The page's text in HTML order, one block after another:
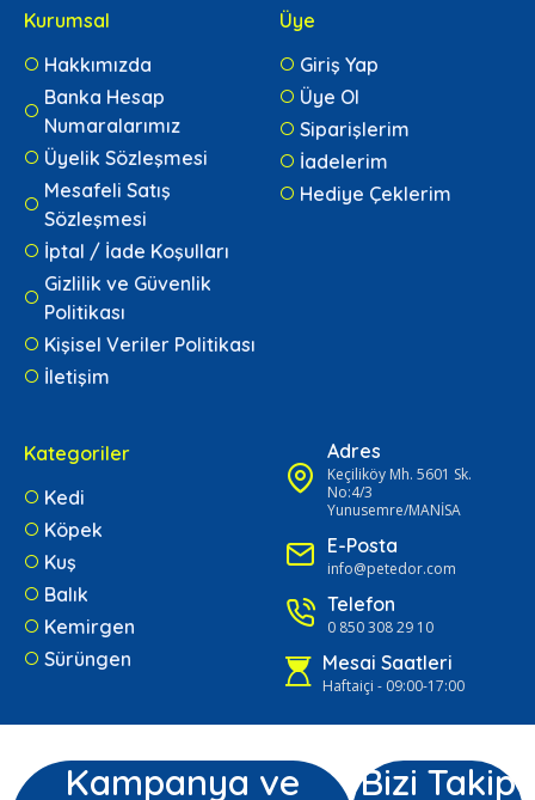
Kurumsal
Hakkımızda
Banka Hesap
Numaralarımız
Üyelik Sözleşmesi
Mesafeli Satış
Sözleşmesi
İptal / İade Koşulları
Gizlilik ve Güvenlik
Politikası
Kişisel Veriler Politikası
İletişim
Üye
Giriş Yap
Üye Ol
Siparişlerim
İadelerim
Hediye Çeklerim
Kategoriler
Kedi
Köpek
Kuş
Balık
Kemirgen
Sürüngen
Adres
Keçiliköy Mh. 5601 Sk.
No:4/3
Yunusemre/MANİSA
E-Posta
info@petedor.com
Telefon
0 850 308 29 10
Mesai Saatleri
Haftaiçi - 09:00-17:00
Kampanya ve
Bizi Takip